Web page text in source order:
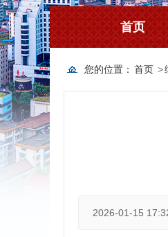
首页
您的位置： 首页 >
2026-01-15